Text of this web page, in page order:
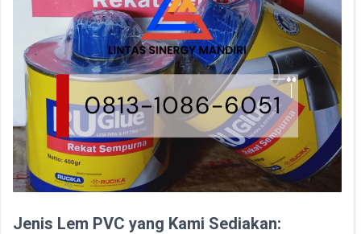
Jenis Lem PVC yang Kami Sediakan: